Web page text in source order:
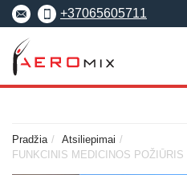
+37065605711
Pradžia
Atsiliepimai
FUNKCINIS MEDICINOS